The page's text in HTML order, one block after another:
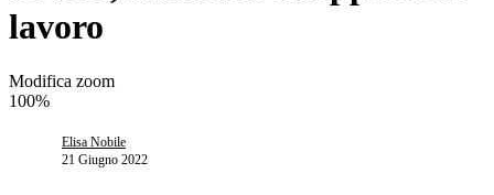
lavoro
Modifica zoom
100%
Elisa Nobile
21 Giugno 2022